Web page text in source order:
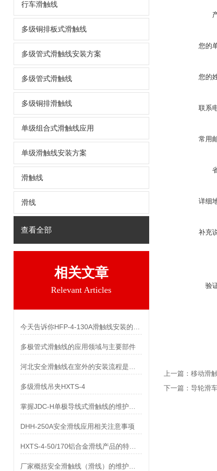
行车滑触线
多级铜排板式滑触线
多级管式滑触线安装方案
多级管式滑触线
多级铜排滑触线
单级组合式滑触线应用
单级滑触线安装方案
滑触线
滑线
查看全部
相关文章
Relevant Articles
多极管式滑触线的应用领域与主要部件
多级滑线吊夹HXTS-4
DHH-250A安全滑线应用相关注意事项
您的
您的
联系
常用
详细
补充
验
上一篇： 移动滑
下一篇： 导轮滑